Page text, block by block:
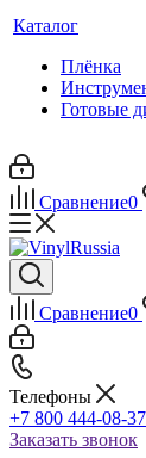
Каталог
Плёнка
Готовые
Сравнение0
Сравнение0
Телефоны
+7 800 444-08-37
Заказать звонок